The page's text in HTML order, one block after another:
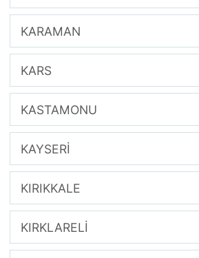
KARAMAN
KARS
KASTAMONU
KAYSERİ
KIRIKKALE
KIRKLARELİ